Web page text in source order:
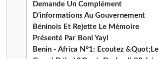
Demande Un Complément
D’informations Au Gouvernement
Béninois Et Rejette Le Mémoire
Présenté Par Boni Yayi
Benin - Africa N°1: Ecoutez &Quot;Le